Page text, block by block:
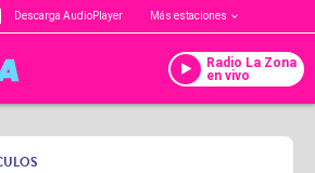
Descarga AudioPlayer Más estaciones
Radio La Zona
en vivo